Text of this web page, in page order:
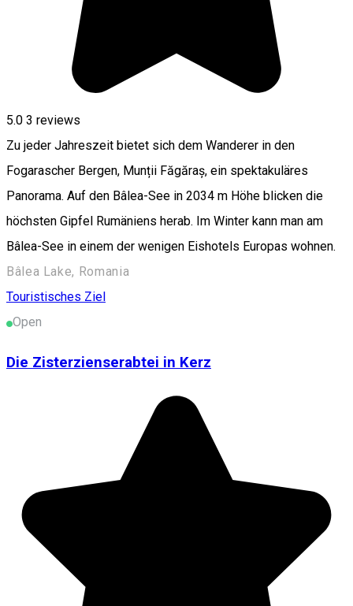
5.0 3 reviews
Zu jeder Jahreszeit bietet sich dem Wanderer in den
Fogarascher Bergen, Munții Făgăraș, ein spektakuläres
Panorama. Auf den Bâlea-See in 2034 m Höhe blicken die
höchsten Gipfel Rumäniens herab. Im Winter kann man am
Bâlea-See in einem der wenigen Eishotels Europas wohnen.
Bâlea Lake, Romania
Touristisches Ziel
Open
Die Zisterzienserabtei in Kerz